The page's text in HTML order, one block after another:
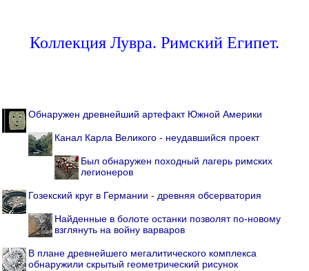
Коллекция Лувра. Римский Египет.
Обнаружен древнейший артефакт Южной Америки
Канал Карла Великого - неудавшийся проект
Был обнаружен походный лагерь римских
легионеров
Гозекский круг в Германии - древняя обсерватория
Найденные в болоте останки позволят по-новому
взглянуть на войну варваров
В плане древнейшего мегалитического комплекса
обнаружили скрытый геометрический рисунок